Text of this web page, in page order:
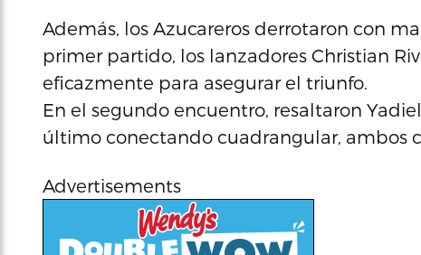
Además, los Azucareros derrotaron con
primer partido, los lanzadores Christian
eficazmente para asegurar el triunfo.
En el segundo encuentro, resaltaron
último conectando cuadrangular, ambos
Advertisements